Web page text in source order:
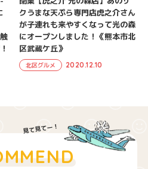
クうまな天ぷら専門店虎之介さん
が子連れも来やすくなって光の森
にオープンしました！《熊本市北
区武蔵ケ丘》
北区グルメ 2020.12.10